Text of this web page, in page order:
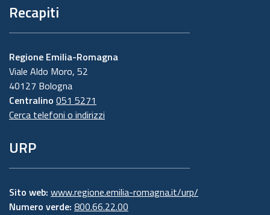
Recapiti
Regione Emilia-Romagna
Viale Aldo Moro, 52
40127 Bologna
Centralino 051 5271
Cerca telefoni o indirizzi
URP
Sito web: www.regione.emilia-romagna.it/urp/
Numero verde: 800.66.22.00